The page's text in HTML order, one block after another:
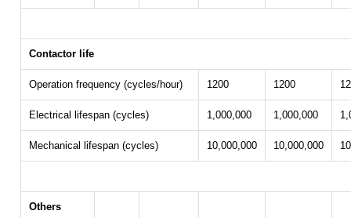
Contactor life
Operation frequency (cycles/hour) 1200 1200
Electrical lifespan (cycles) 1,000,000 1,000,000
Mechanical lifespan (cycles) 10,000,000 10,000,000
Others